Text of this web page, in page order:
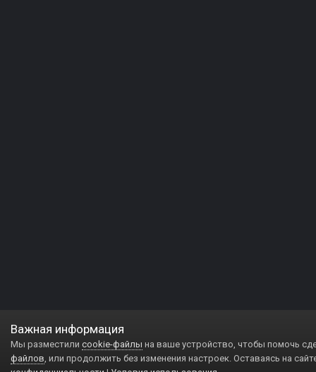
Важная информация
Мы разместили cookie-файлы на ваше устройство, чтобы помочь
файлов, или продолжить без изменения настроек. Оставаясь на